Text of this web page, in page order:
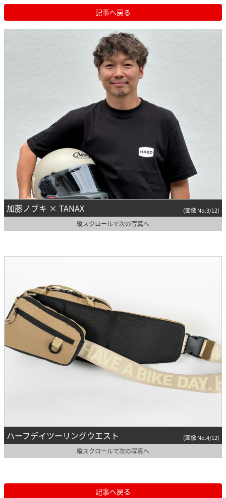
記事へ戻る
加藤ノブキ × TANAX (画像 No.3/12)
縦スクロールで次の写真へ
ハーフデイツーリングウエスト (画像 No.4/12)
縦スクロールで次の写真へ
記事へ戻る